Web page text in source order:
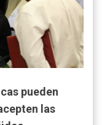
pueden
las